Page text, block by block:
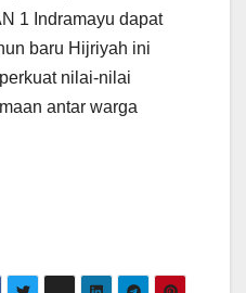
1 Indramayu dapat
baru Hijriyah ini
nilai-nilai
antar warga